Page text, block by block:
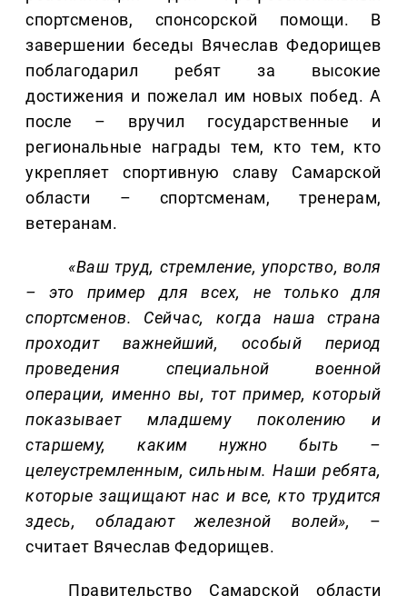
спортсменов, спонсорской помощи. В
завершении беседы Вячеслав Федорищев
поблагодарил ребят за высокие
достижения и пожелал им новых побед. А
после – вручил государственные и
региональные награды тем, кто тем, кто
укрепляет спортивную славу Самарской
области – спортсменам, тренерам,
ветеранам.
«Ваш труд, стремление, упорство, воля
– это пример для всех, не только для
спортсменов. Сейчас, когда наша страна
проходит важнейший, особый период
проведения специальной военной
операции, именно вы, тот пример, который
показывает младшему поколению и
старшему, каким нужно быть –
целеустремленным, сильным. Наши ребята,
которые защищают нас и все, кто трудится
здесь, обладают железной волей»,
–
считает Вячеслав Федорищев.
Правительство Самарской области